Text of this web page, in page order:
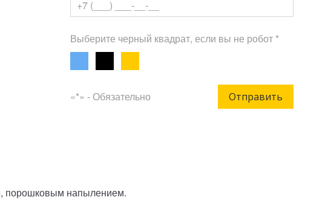
Выберите черный квадрат, если вы не робот *
«*» - Обязательно Отправить
порошковым напылением.